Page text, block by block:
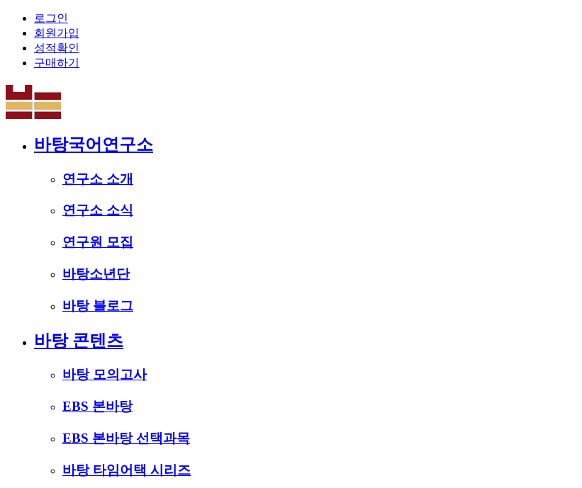
로그인
회원가입
성적확인
구매하기
바탕국어연구소
연구소 소개
연구소 소식
연구원 모집
바탕소년단
바탕 블로그
바탕 콘텐츠
바탕 모의고사
EBS 본바탕
EBS 본바탕 선택과목
바탕 타임어택 시리즈